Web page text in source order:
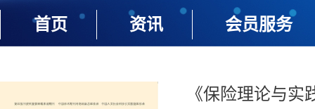
首页 资讯 会员服务
《保险理论与